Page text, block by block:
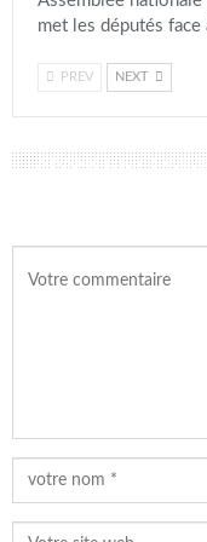
met les députés
PREV NEXT
LAISSER UN